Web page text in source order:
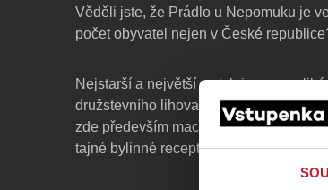
Věděli jste, že Prádlo u Nepomuku je
počet obyvatel nejen v České
Nejstarší a největší z nich je provoz
družstevního lihovaru se od 50. let
zde především macerát pro legendární
tajné bylinné receptury.